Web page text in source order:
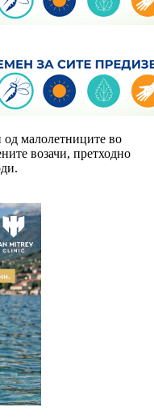
од малолетниците во
возачи, претходно